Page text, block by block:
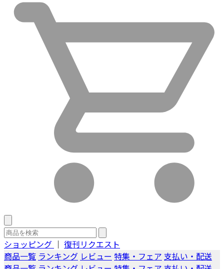
ショッピング ｜ 復刊リクエスト
商品一覧 ランキング レビュー 特集・フェア 支払い・配送